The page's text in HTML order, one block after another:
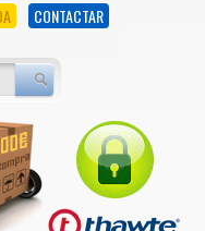
CONTACTAR